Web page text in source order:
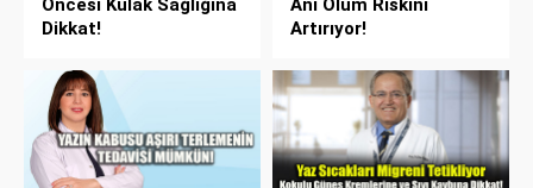
Öncesi Kulak Sağlığına
Dikkat!
Ani Ölüm Riskini
Artırıyor!